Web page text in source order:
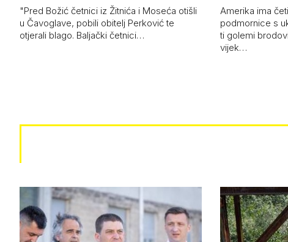
"Pred Božić četnici iz Žitnića i Moseća otišli
u Čavoglave, pobili obitelj Perković te
otjerali blago. Baljački četnici…
Amerika ima
podmornice s
ti golemi
vijek…